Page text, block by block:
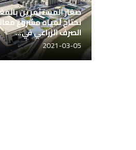
صغار المستثمرين
نحتاج لمياه مشروع
الصرف الزراعي في...
2021-03-05